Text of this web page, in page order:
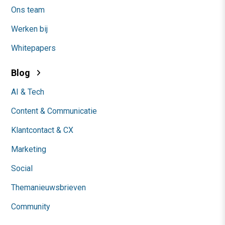
Ons team
Werken bij
Whitepapers
Blog
AI & Tech
Content & Communicatie
Klantcontact & CX
Marketing
Social
Themanieuwsbrieven
Community